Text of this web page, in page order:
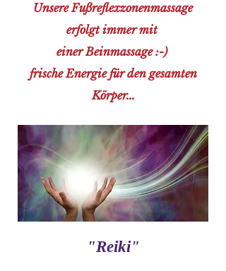
Unsere Fußreflexzonenmassage
erfolgt immer mit
einer Beinmassage :-)
frische Energie für den gesamten
Körper...
"Reiki"